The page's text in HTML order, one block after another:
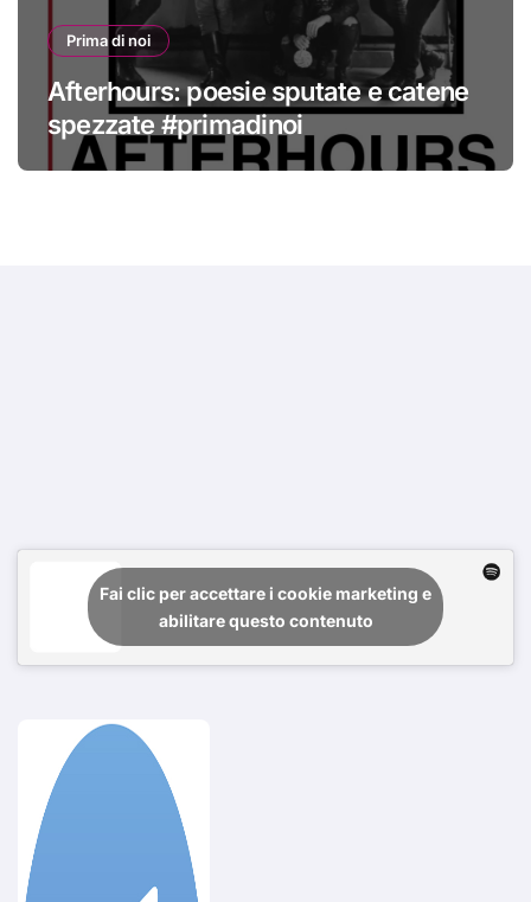
Prima di noi
Afterhours: poesie sputate e catene
spezzate #primadinoi
Fai clic per accettare i cookie marketing e
abilitare questo contenuto